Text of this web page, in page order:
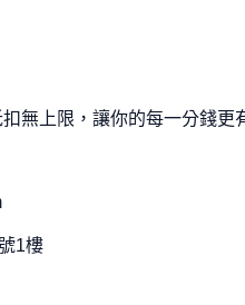
無上限，讓你的每一分錢更
1樓